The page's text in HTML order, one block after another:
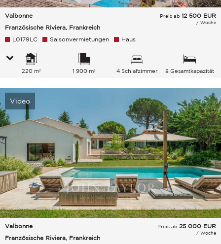
Valbonne
Französische Riviera, Frankreich
Preis ab 12 500 EUR
/ Woche
L0179LC Saisonvermietungen Haus
220 m² 1 900 m² 4 Schlafzimmer 8 Gesamtkapazität
Video
Valbonne
Französische Riviera, Frankreich
Preis ab 25 000 EUR
/ Woche